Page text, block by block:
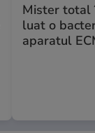
Mister total
luat o
aparatul